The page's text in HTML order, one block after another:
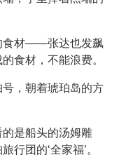
食材——张达也发飙
食材，不能浪费。
，朝着琥珀岛的方
是船头的汤姆雕
行团的‘全家福’。